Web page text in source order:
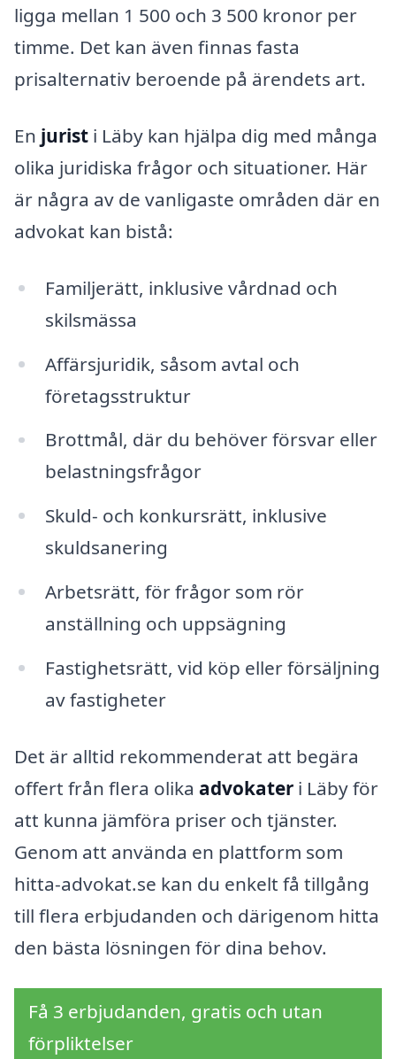
ligga mellan 1 500 och 3 500 kronor per
timme. Det kan även finnas fasta
prisalternativ beroende på ärendets art.
En jurist i Läby kan hjälpa dig med många
olika juridiska frågor och situationer. Här
är några av de vanligaste områden där en
advokat kan bistå:
Familjerätt, inklusive vårdnad och
skilsmässa
Affärsjuridik, såsom avtal och
företagsstruktur
Brottmål, där du behöver försvar eller
belastningsfrågor
Skuld- och konkursrätt, inklusive
skuldsanering
Arbetsrätt, för frågor som rör
anställning och uppsägning
Fastighetsrätt, vid köp eller försäljning
av fastigheter
Det är alltid rekommenderat att begära
offert från flera olika advokater i Läby för
att kunna jämföra priser och tjänster.
Genom att använda en plattform som
hitta-advokat.se kan du enkelt få tillgång
till flera erbjudanden och därigenom hitta
den bästa lösningen för dina behov.
Få 3 erbjudanden, gratis och utan
förpliktelser